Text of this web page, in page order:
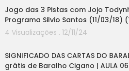
Jogo das 3 Pistas com Jojo
Programa Silvio Santos (11/03/18)
4 Visualizações . 12/11/24
SIGNIFICADO DAS CARTAS DO
grátis de Baralho Cigano | AULA 06